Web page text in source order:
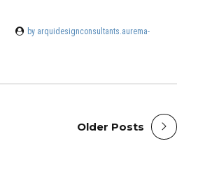
by arquidesignconsultants.aurema-
Older Posts